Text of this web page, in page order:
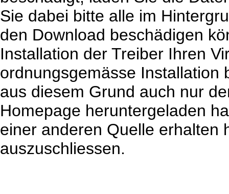
Sie dabei bitte alle im
den Download beschädigen
Installation der Treiber Ihren
ordnungsgemässe Installation
aus diesem Grund auch nur
Homepage heruntergeladen
einer anderen Quelle erhalten
auszuschliessen.